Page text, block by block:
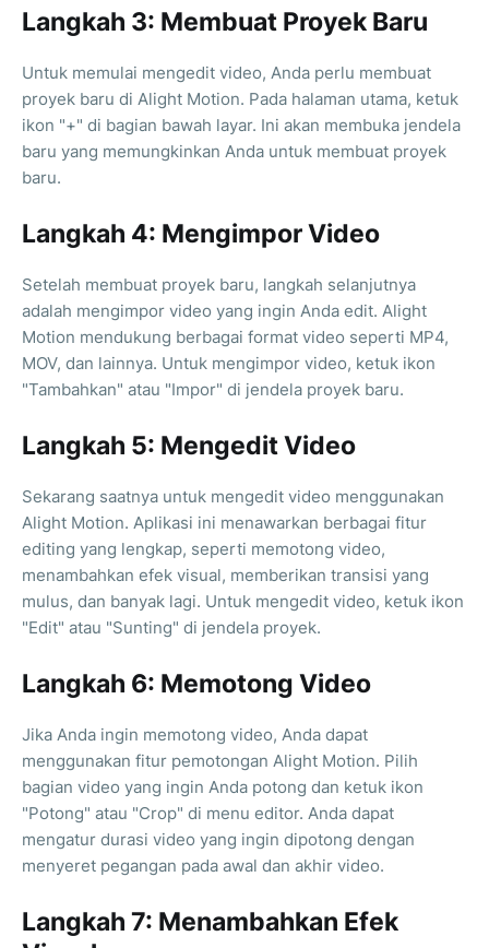
Langkah 3: Membuat Proyek Baru
Untuk memulai mengedit video, Anda perlu membuat
proyek baru di Alight Motion. Pada halaman utama, ketuk
ikon "+" di bagian bawah layar. Ini akan membuka jendela
baru yang memungkinkan Anda untuk membuat proyek
baru.
Langkah 4: Mengimpor Video
Setelah membuat proyek baru, langkah selanjutnya
adalah mengimpor video yang ingin Anda edit. Alight
Motion mendukung berbagai format video seperti MP4,
MOV, dan lainnya. Untuk mengimpor video, ketuk ikon
"Tambahkan" atau "Impor" di jendela proyek baru.
Langkah 5: Mengedit Video
Sekarang saatnya untuk mengedit video menggunakan
Alight Motion. Aplikasi ini menawarkan berbagai fitur
editing yang lengkap, seperti memotong video,
menambahkan efek visual, memberikan transisi yang
mulus, dan banyak lagi. Untuk mengedit video, ketuk ikon
"Edit" atau "Sunting" di jendela proyek.
Langkah 6: Memotong Video
Jika Anda ingin memotong video, Anda dapat
menggunakan fitur pemotongan Alight Motion. Pilih
bagian video yang ingin Anda potong dan ketuk ikon
"Potong" atau "Crop" di menu editor. Anda dapat
mengatur durasi video yang ingin dipotong dengan
menyeret pegangan pada awal dan akhir video.
Langkah 7: Menambahkan Efek